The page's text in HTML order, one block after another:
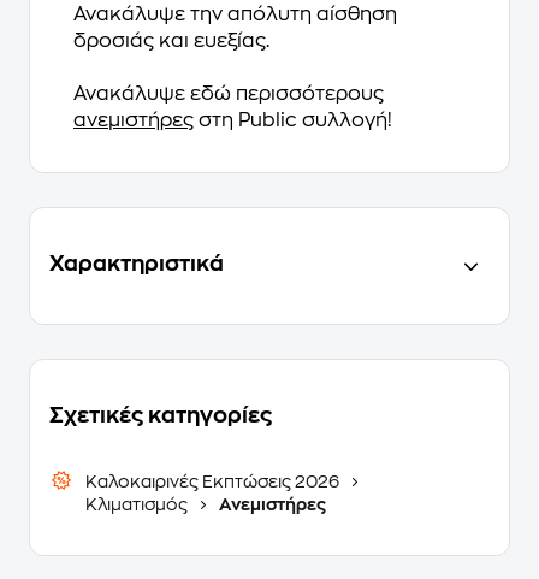
Ανακάλυψε την απόλυτη αίσθηση
δροσιάς και ευεξίας.
Ανακάλυψε εδώ περισσότερους
ανεμιστήρες στη Public συλλογή!
Χαρακτηριστικά
Σχετικές κατηγορίες
Καλοκαιρινές Εκπτώσεις 2026
Κλιματισμός
Ανεμιστήρες